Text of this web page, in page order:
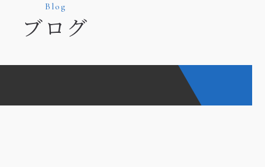
Blog
ブログ